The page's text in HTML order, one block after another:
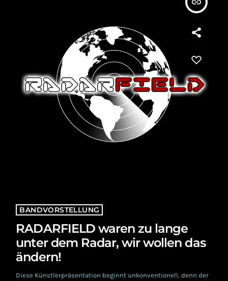
BANDVORSTELLUNG
RADARFIELD waren zu lange
unter dem Radar, wir wollen das
ändern!
Diese Künstlerpräsentation beginnt unkonventionell, denn der